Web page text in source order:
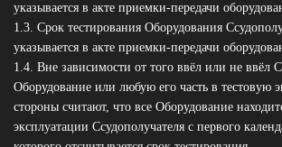
указывается в акте приемки-передачи
1.3. Срок тестирования Оборудования
указывается в акте приемки-передачи
1.4. Вне зависимости от того ввёл или не ввёл
Оборудование или любую его часть в тестовую
стороны считают, что все Оборудование
эксплуатации Ссудополучателя с первого